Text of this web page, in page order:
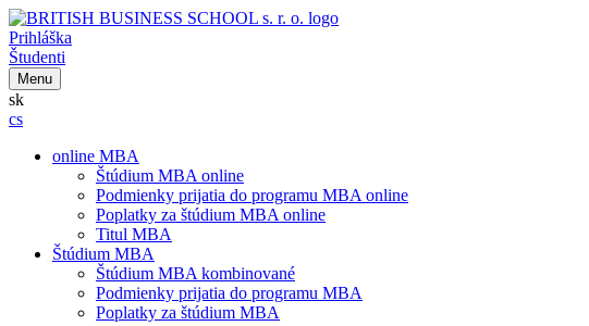
Prihláška
Študenti
Menu
sk
cs
online MBA
Štúdium MBA online
Podmienky prijatia do programu MBA online
Poplatky za štúdium MBA online
Titul MBA
Štúdium MBA
Štúdium MBA kombinované
Podmienky prijatia do programu MBA
Poplatky za štúdium MBA